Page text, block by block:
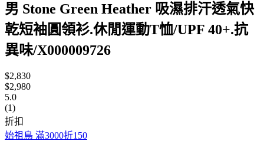
男 Stone Green Heather 吸濕排汗透氣快
乾短袖圓領衫.休閒運動T恤/UPF 40+.抗
異味/X000009726
$2,830
$2,980
5.0
(1)
折扣
始祖鳥 滿3000折150